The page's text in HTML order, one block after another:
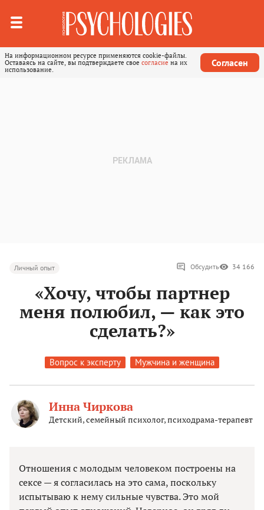
На информационном ресурсе применяются cookie-файлы.
Оставаясь на сайте, вы подтверждаете свое согласие на их
использование.
Согласен
Личный опыт Обсудить 34 166
«Хочу, чтобы партнер
меня полюбил, — как это
сделать?»
Вопрос к эксперту Мужчина и женщина
Инна Чиркова
Детский, семейный психолог, психодрама-терапевт
Отношения с молодым человеком построены на
сексе — я согласилась на это сама, поскольку
испытываю к нему сильные чувства. Это мой